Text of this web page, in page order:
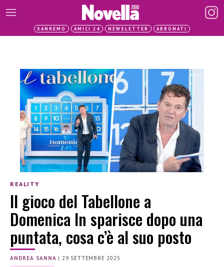
SANREMO AMICI 24 NEWSLETTER ABBONATI
REALITY
Il gioco del Tabellone a
Domenica In sparisce dopo una
puntata, cosa c’è al suo posto
ANDREA SANNA |29 SETTEMBRE 2025